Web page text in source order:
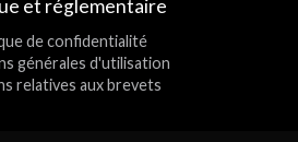
et réglementaire
de confidentialité
générales d'utilisation
relatives aux brevets